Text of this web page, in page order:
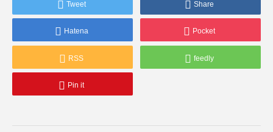
Tweet Share
Hatena Pocket
RSS feedly
Pin it